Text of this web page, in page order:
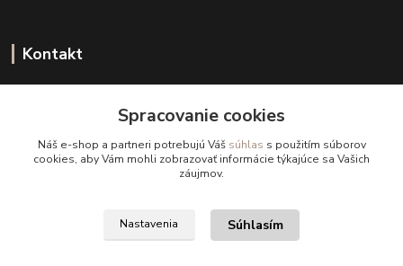
Kontakt
(Po.-Pi. 10.00 - 15.00)
info@kvalitnaBielizen.sk
Spracovanie cookies
Náš e-shop a partneri potrebujú Váš súhlas s použitím súborov
cookies, aby Vám mohli zobrazovať informácie týkajúce sa Vašich
záujmov.
Nastavenia Súhlasím